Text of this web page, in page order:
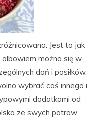
Jest to jak
albowiem można się w
dań i posiłków.
wybrać coś innego i
dodatkami od
ze swych potraw